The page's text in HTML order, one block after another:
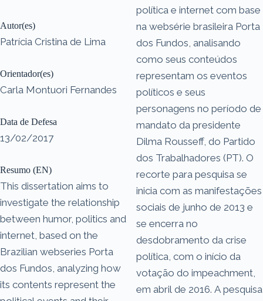
Autor(es)
Patrícia Cristina de Lima
Orientador(es)
Carla Montuori Fernandes
Data de Defesa
13/02/2017
Resumo (EN)
This dissertation aims to
investigate the relationship
between humor, politics and
internet, based on the
Brazilian webseries Porta
dos Fundos, analyzing how
its contents represent the
política e internet com base
na websérie brasileira Porta
dos Fundos, analisando
como seus conteúdos
representam os eventos
políticos e seus
personagens no período de
mandato da presidente
Dilma Rousseff, do Partido
dos Trabalhadores (PT). O
recorte para pesquisa se
inicia com as manifestações
sociais de junho de 2013 e
se encerra no
desdobramento da crise
política, com o início da
votação do impeachment,
em abril de 2016. A pesquisa